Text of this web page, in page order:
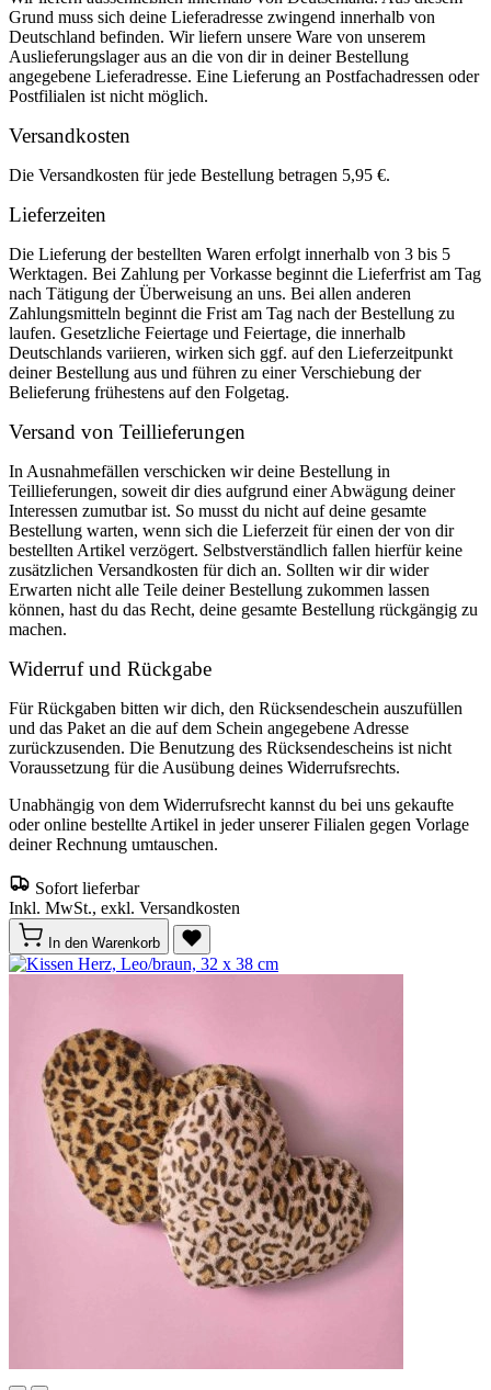
Grund muss sich deine Lieferadresse zwingend innerhalb von
Deutschland befinden. Wir liefern unsere Ware von unserem
Auslieferungslager aus an die von dir in deiner Bestellung
angegebene Lieferadresse. Eine Lieferung an Postfachadressen oder
Postfilialen ist nicht möglich.
Versandkosten
Die Versandkosten für jede Bestellung betragen 5,95 €.
Lieferzeiten
Die Lieferung der bestellten Waren erfolgt innerhalb von 3 bis 5
Werktagen. Bei Zahlung per Vorkasse beginnt die Lieferfrist am Tag
nach Tätigung der Überweisung an uns. Bei allen anderen
Zahlungsmitteln beginnt die Frist am Tag nach der Bestellung zu
laufen. Gesetzliche Feiertage und Feiertage, die innerhalb
Deutschlands variieren, wirken sich ggf. auf den Lieferzeitpunkt
deiner Bestellung aus und führen zu einer Verschiebung der
Belieferung frühestens auf den Folgetag.
Versand von Teillieferungen
In Ausnahmefällen verschicken wir deine Bestellung in
Teillieferungen, soweit dir dies aufgrund einer Abwägung deiner
Interessen zumutbar ist. So musst du nicht auf deine gesamte
Bestellung warten, wenn sich die Lieferzeit für einen der von dir
bestellten Artikel verzögert. Selbstverständlich fallen hierfür keine
zusätzlichen Versandkosten für dich an. Sollten wir dir wider
Erwarten nicht alle Teile deiner Bestellung zukommen lassen
können, hast du das Recht, deine gesamte Bestellung rückgängig zu
machen.
Widerruf und Rückgabe
Für Rückgaben bitten wir dich, den Rücksendeschein auszufüllen
und das Paket an die auf dem Schein angegebene Adresse
zurückzusenden. Die Benutzung des Rücksendescheins ist nicht
Voraussetzung für die Ausübung deines Widerrufsrechts.
Unabhängig von dem Widerrufsrecht kannst du bei uns gekaufte
oder online bestellte Artikel in jeder unserer Filialen gegen Vorlage
deiner Rechnung umtauschen.
Sofort lieferbar
Inkl. MwSt., exkl. Versandkosten
In den Warenkorb